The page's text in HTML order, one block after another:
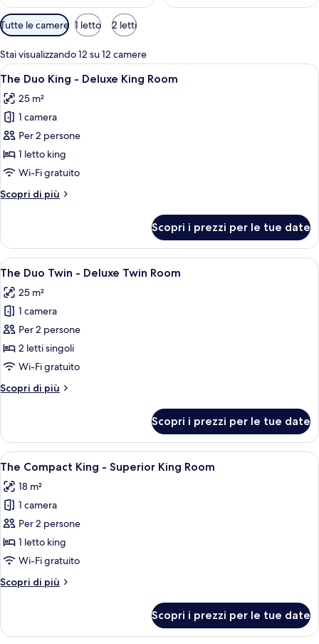
Filtri
disponibili
per
le
camere
Tutte le camere 1 letto 2 letti
Stai visualizzando 12 su 12 camere
Apri
tutte
le
foto
per
The
Duo
-
Room
Una camera d'albergo con un letto,
24
The Duo King - Deluxe King Room
25 m²
1 camera
Per 2 persone
1 letto king
Wi-Fi gratuito
Scopri di più
Altri
Duo
King
-
King
Room
Scopri i prezzi per le tue date
Apri
tutte
le
foto
per
The
Duo
-
Room
Una camera d'albergo con due letti,
13
The Duo Twin - Deluxe Twin Room
25 m²
1 camera
Per 2 persone
2 letti singoli
Wi-Fi gratuito
Scopri di più
Altri
Duo
Twin
-
Twin
Room
Scopri i prezzi per le tue date
Apri
tutte
le
foto
per
The
Compact
-
Room
Una camera da letto con un letto,
11
The Compact King - Superior King Room
18 m²
1 camera
Per 2 persone
1 letto king
Wi-Fi gratuito
Scopri di più
Altri
Compact
Scopri i prezzi per le tue date